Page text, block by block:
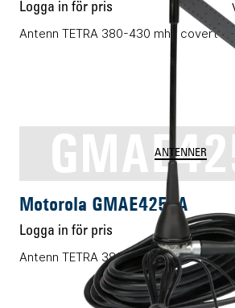
Logga in för pris
Antenn TETRA 380-430 mhz covert
ANTENNER
Motorola GMAE4255A
Logga in för pris
Antenn TETRA 380-400 MHz bil